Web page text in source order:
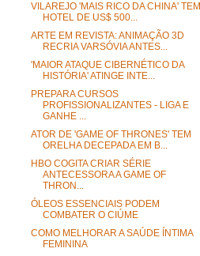
VILAREJO 'MAIS RICO DA CHINA' TEM
HOTEL DE US$ 500...
ARTE EM REVISTA: ANIMAÇÃO 3D
RECRIA VARSÓVIA ANTES...
'MAIOR ATAQUE CIBERNÉTICO DA
HISTÓRIA' ATINGE INTE...
PREPARA CURSOS
PROFISSIONALIZANTES - LIGA E
GANHE ...
ATOR DE 'GAME OF THRONES' TEM
ORELHA DECEPADA EM B...
HBO COGITA CRIAR SÉRIE
ANTECESSORA A GAME OF
THRON...
ÓLEOS ESSENCIAIS PODEM
COMBATER O CIÚME
COMO MELHORAR A SAÚDE ÍNTIMA
FEMININA